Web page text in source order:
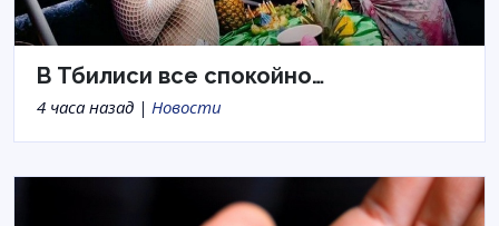
В Тбилиси все спокойно…
4 часа назад | Новости